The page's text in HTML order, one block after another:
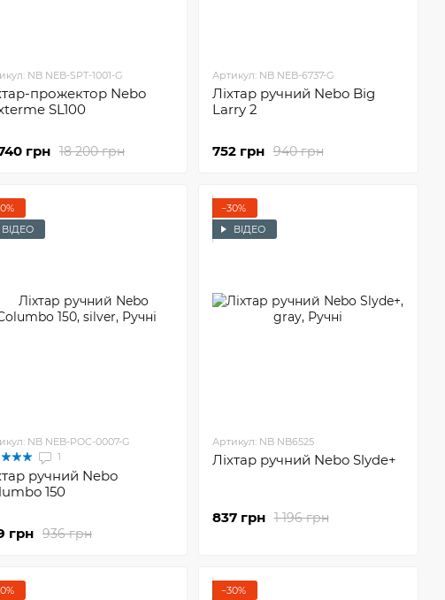
NB NEB-SPT-1001-G
прожектор Nebo
SL100
18 200 грн
грн
Артикул: NB NEB-6737-G
Ліхтар ручний Nebo Big
Larry 2
940 грн
752 грн
ВІДЕО
NB NEB-POC-0007-G
1
ручний Nebo
150
936 грн
грн
−30%
ВІДЕО
Артикул: NB NB6525
Ліхтар ручний Nebo Slyde+
1 196 грн
837 грн
−30%